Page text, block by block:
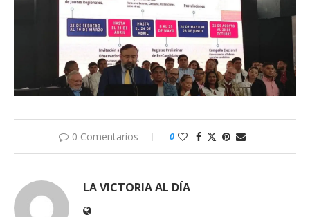
0 Comentarios 0
LA VICTORIA AL DÍA